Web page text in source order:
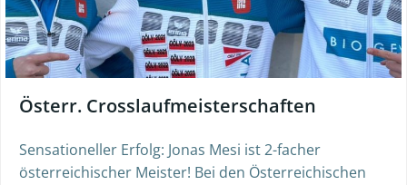
Österr. Crosslaufmeisterschaften
Sensationeller Erfolg: Jonas Mesi ist 2-facher
österreichischer Meister! Bei den Österreichischen